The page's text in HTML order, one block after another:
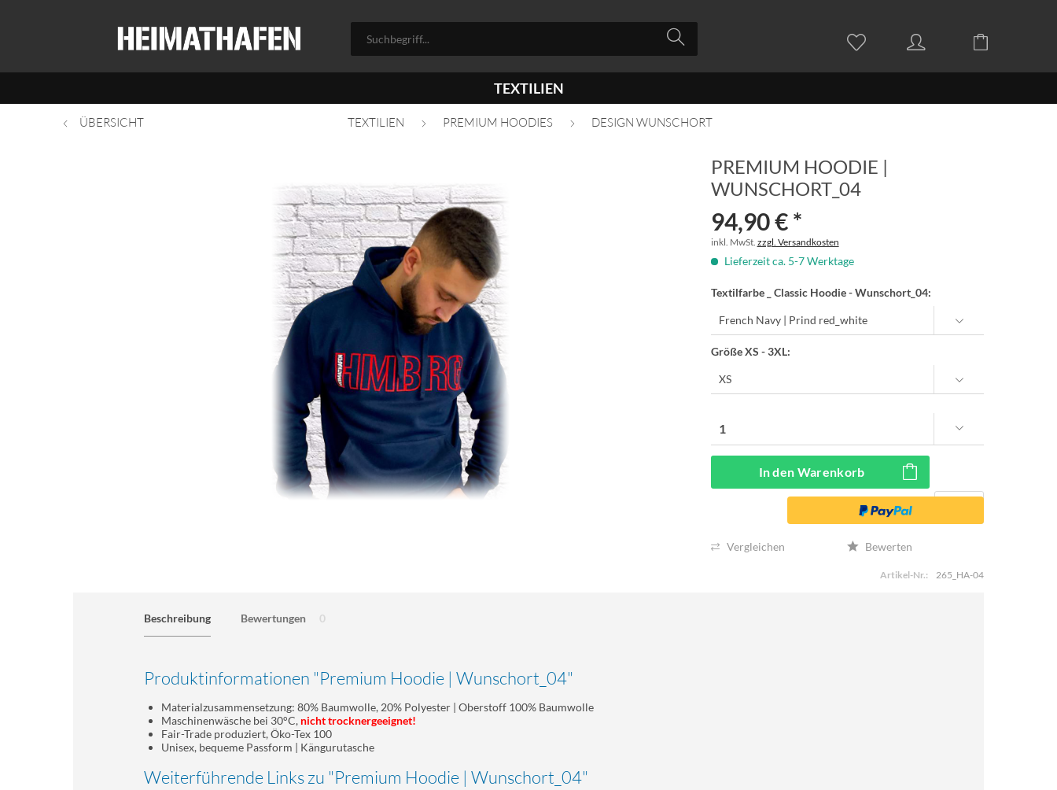
TEXTILIEN
ÜBERSICHT TEXTILIEN PREMIUM HOODIES DESIGN WUNSCHORT
PREMIUM HOODIE |
WUNSCHORT_04
94,90 € *
inkl. MwSt. zzgl. Versandkosten
Lieferzeit ca. 5-7 Werktage
Textilfarbe _ Classic Hoodie - Wunschort_04:
Größe XS - 3XL:
In den Warenkorb
Vergleichen Bewerten
Artikel-Nr.: 265_HA-04
Beschreibung Bewertungen 0
Produktinformationen "Premium Hoodie | Wunschort_04"
Materialzusammensetzung: 80% Baumwolle, 20% Polyester | Oberstoff 100% Baumwolle
Maschinenwäsche bei 30°C, nicht trocknergeeignet!
Fair-Trade produziert, Öko-Tex 100
Unisex, bequeme Passform | Kängurutasche
Weiterführende Links zu "Premium Hoodie | Wunschort_04"